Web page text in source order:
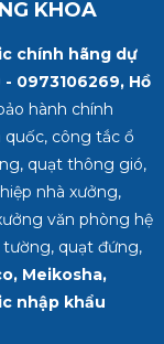
KHOA
chính hãng dự
0973106269, Hồ
hành chính
quốc, công tắc ổ
quạt thông gió,
nhà xưởng,
văn phòng hệ
quạt đứng,
Meikosha,
nhập khẩu